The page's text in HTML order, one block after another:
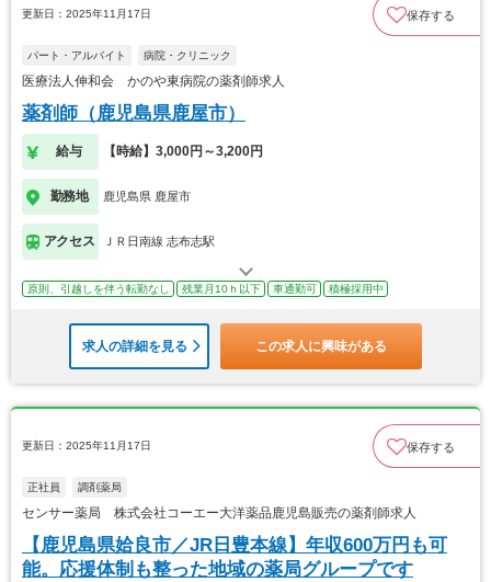
更新日：2025年11月17日 保存する
パート・アルバイト 病院・クリニック
医療法人伸和会 かのや東病院の薬剤師求人
薬剤師（鹿児島県鹿屋市）
給与 【時給】3,000円～3,200円
勤務地 鹿児島県 鹿屋市
アクセス ＪＲ日南線 志布志駅
原則、引越しを伴う転勤なし 残業月10ｈ以下 車通勤可 積極採用中
求人の詳細を見る この求人に興味がある
更新日：2025年11月17日 保存する
正社員 調剤薬局
センサー薬局 株式会社コーエー大洋薬品鹿児島販売の薬剤師求人
【鹿児島県姶良市／JR日豊本線】年収600万円も可
能。応援体制も整った地域の薬局グループです